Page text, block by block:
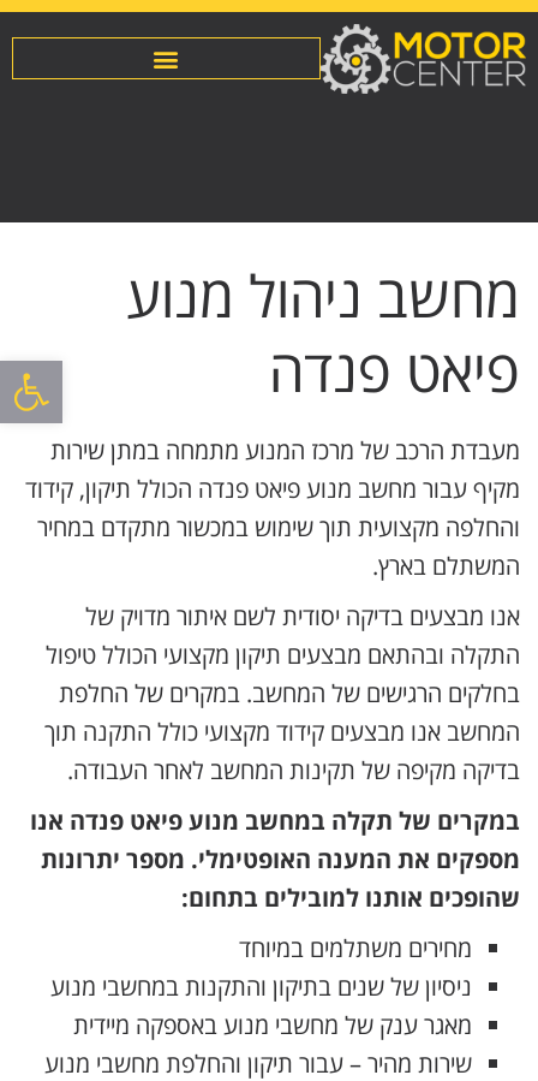
פתח
מחשב ניהול מנוע
פיאט פנדה
מעבדת הרכב של מרכז המנוע מתמחה במתן שירות
מקיף עבור מחשב מנוע פיאט פנדה הכולל תיקון, קידוד
והחלפה מקצועית תוך שימוש במכשור מתקדם במחיר
המשתלם בארץ.
אנו מבצעים בדיקה יסודית לשם איתור מדויק של
התקלה ובהתאם מבצעים תיקון מקצועי הכולל טיפול
בחלקים הרגישים של המחשב. במקרים של החלפת
המחשב אנו מבצעים קידוד מקצועי כולל התקנה תוך
בדיקה מקיפה של תקינות המחשב לאחר העבודה.
במקרים של תקלה במחשב מנוע פיאט פנדה אנו
מספקים את המענה האופטימלי. מספר יתרונות
שהופכים אותנו למובילים בתחום:
מחירים משתלמים במיוחד
ניסיון של שנים בתיקון והתקנות במחשבי מנוע
מאגר ענק של מחשבי מנוע באספקה מיידית
שירות מהיר – עבור תיקון והחלפת מחשבי מנוע